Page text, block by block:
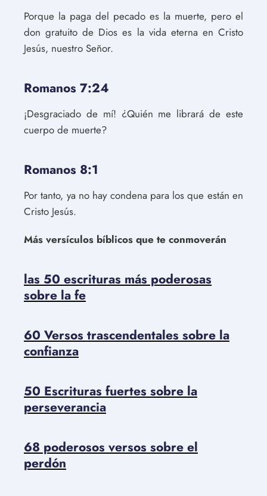
Porque la paga del pecado es la muerte, pero el
don gratuito de Dios es la vida eterna en Cristo
Jesús, nuestro Señor.
Romanos 7:24
¡Desgraciado de mí! ¿Quién me librará de este
cuerpo de muerte?
Romanos 8:1
Por tanto, ya no hay condena para los que están en
Cristo Jesús.
Más versículos bíblicos que te conmoverán
las 50 escrituras más poderosas
sobre la fe
60 Versos trascendentales sobre la
confianza
50 Escrituras fuertes sobre la
perseverancia
68 poderosos versos sobre el
perdón